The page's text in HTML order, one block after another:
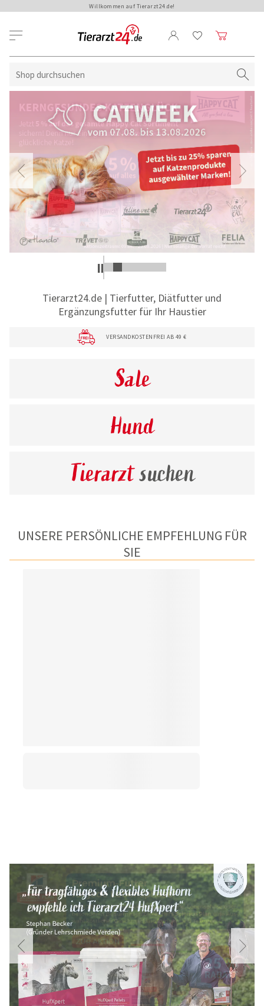
Willkommen auf Tierarzt24.de!
Tierarzt24.de | Tierfutter, Diätfutter und
Ergänzungsfutter für Ihr Haustier
VERSANDKOSTENFREI AB 49 €
Sale
Hund
Tierarztsuchen
UNSERE PERSÖNLICHE EMPFEHLUNG FÜR
SIE